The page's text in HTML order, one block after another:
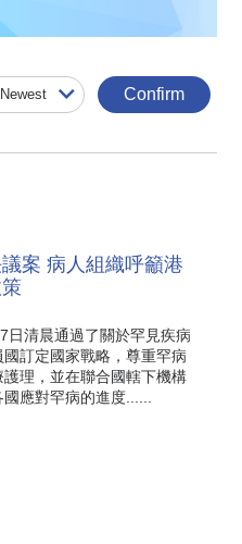
Confirm
案 病人組織呼籲港
日清晨通過了關於罕見疾病
訂定國家戰略，尊重罕病
理，並在聯合國轄下機構
應對罕病的進度......